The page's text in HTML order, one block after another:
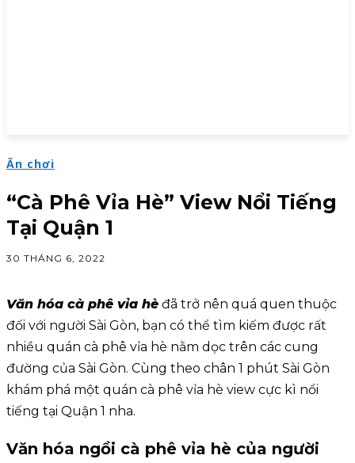
Ăn chơi
“Cà Phê Vỉa Hè” View Nổi Tiếng
Tại Quận 1
30 THÁNG 6, 2022
Văn hóa cà phê vỉa hè đã trở nên quá quen thuộc
đối với người Sài Gòn, bạn có thể tìm kiếm được rất
nhiều quán cà phê vỉa hè nằm dọc trên các cung
đường của Sài Gòn. Cùng theo chân 1 phút Sài Gòn
khám phá một quán cà phê vỉa hè view cực kì nổi
tiếng tại Quận 1 nha.
Văn hóa ngồi cà phê vỉa hè của người